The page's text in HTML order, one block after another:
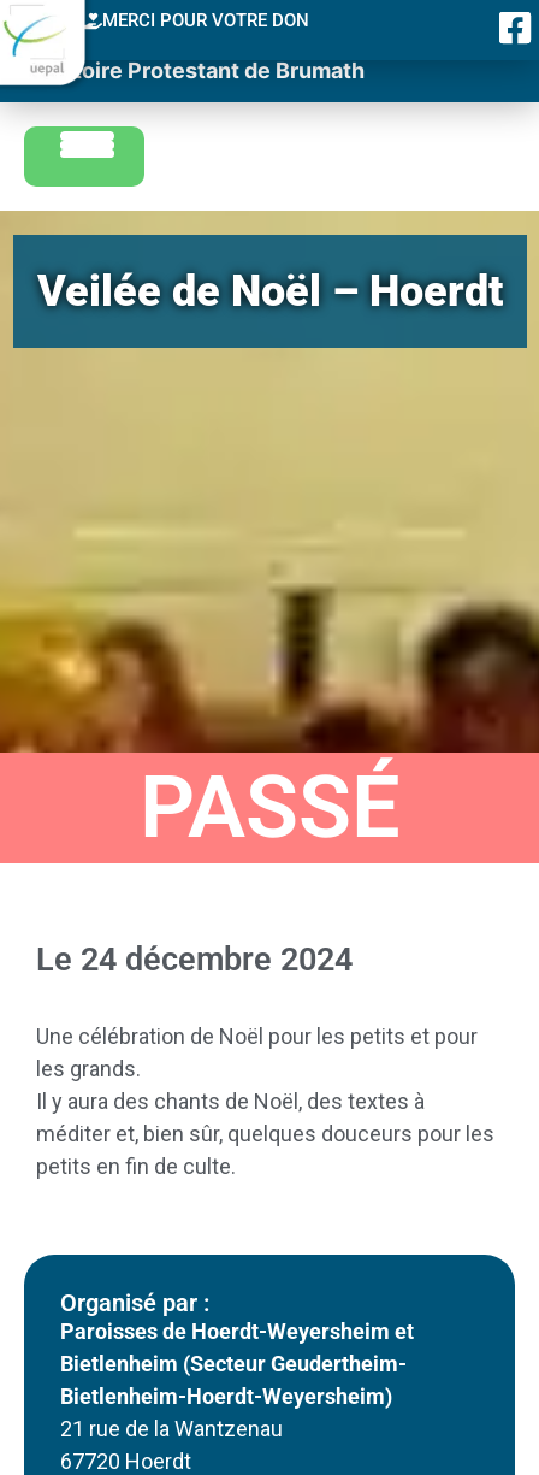
MERCI POUR VOTRE DON
Consistoire Protestant de Brumath
Veilée de Noël – Hoerdt
PASSÉ
Le 24 décembre 2024
Une célébration de Noël pour les petits et pour
les grands.
Il y aura des chants de Noël, des textes à
méditer et, bien sûr, quelques douceurs pour les
petits en fin de culte.
Organisé par :
Paroisses de Hoerdt-Weyersheim et
Bietlenheim (Secteur Geudertheim-
Bietlenheim-Hoerdt-Weyersheim)
21 rue de la Wantzenau
67720 Hoerdt